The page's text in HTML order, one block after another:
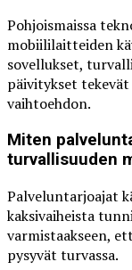
Pohjoismaissa
mobiililaitteiden
sovellukset,
päivitykset
vaihtoehdon.
Miten
turvallisuuden
Palveluntarjoajat
kaksivaiheista
varmistaakseen,
pysyvät turvassa.